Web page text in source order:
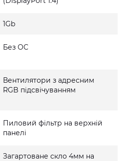
1Gb
Без ОС
Вентилятори з адресним
RGB підсвічуванням
Пиловий фільтр на верхній
панелі
Загартоване скло 4мм на